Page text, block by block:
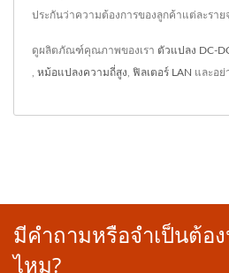
ประกันว่าความต้องการของลูกค้าแต่ละราย
ดูผลิตภัณฑ์คุณภาพของเรา ตัวแปลง DC-
หม้อแปลงความถี่สูง ฟิลเตอร์ LAN และอย่
มีคำถามหรือจำเป็นต้อ
ไหม?